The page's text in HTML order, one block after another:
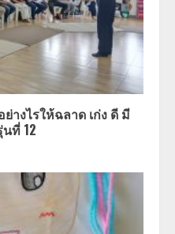
ย่างไรให้ฉลาด เก่ง ดี มี
ที่ 12